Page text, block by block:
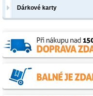
Dárkové karty